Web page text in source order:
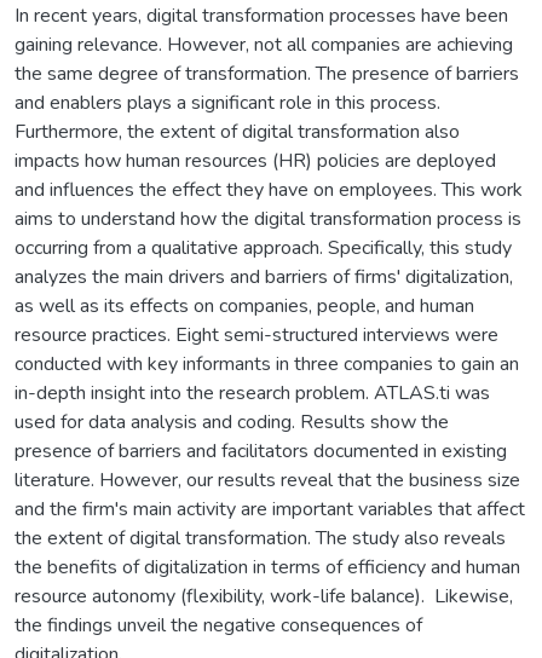
In recent years, digital transformation processes have been
gaining relevance. However, not all companies are achieving
the same degree of transformation. The presence of barriers
and enablers plays a significant role in this process.
Furthermore, the extent of digital transformation also
impacts how human resources (HR) policies are deployed
and influences the effect they have on employees. This work
aims to understand how the digital transformation process is
occurring from a qualitative approach. Specifically, this study
analyzes the main drivers and barriers of firms' digitalization,
as well as its effects on companies, people, and human
resource practices. Eight semi-structured interviews were
conducted with key informants in three companies to gain an
in-depth insight into the research problem. ATLAS.ti was
used for data analysis and coding. Results show the
presence of barriers and facilitators documented in existing
literature. However, our results reveal that the business size
and the firm's main activity are important variables that affect
the extent of digital transformation. The study also reveals
the benefits of digitalization in terms of efficiency and human
resource autonomy (flexibility, work-life balance). Likewise,
the findings unveil the negative consequences of